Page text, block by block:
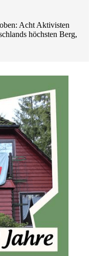
Acht Aktivisten
höchsten Berg,